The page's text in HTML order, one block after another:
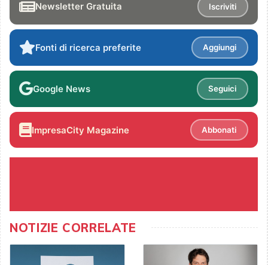
Newsletter Gratuita Iscriviti
Fonti di ricerca preferite Aggiungi
Google News Seguici
ImpresaCity Magazine Abbonati
NOTIZIE CORRELATE